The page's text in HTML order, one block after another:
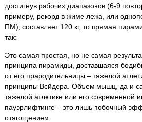
достигнув рабочих диапазонов (6-9
примеру, рекорд в жиме лежа, или
ПМ), составляет 120 кг, то прямая
так:
Это самая простая, но не самая
принципа пирамиды, доставшаяся
от его прародительницы – тяжелой
принципы Вейдера. Объем мышц, да и
тяжелой атлетике или его современной
пауэрлифтинге – это лишь побочный
отягощением.